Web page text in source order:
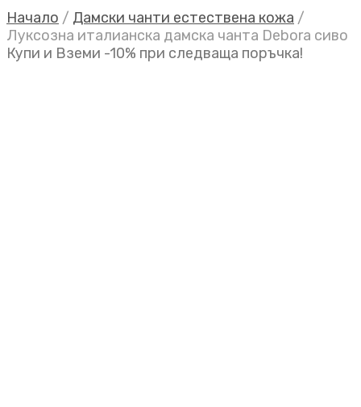
Начало / Дамски чанти естествена кожа /
Луксозна италианска дамска чанта Debora сиво
Купи и Вземи -10% при следваща поръчка!